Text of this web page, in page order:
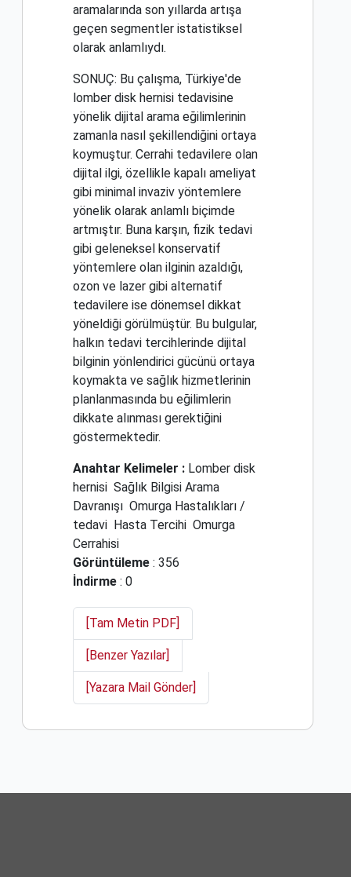
aramalarında son yıllarda artışa
geçen segmentler istatistiksel
olarak anlamlıydı.
SONUÇ: Bu çalışma, Türkiye'de
lomber disk hernisi tedavisine
yönelik dijital arama eğilimlerinin
zamanla nasıl şekillendiğini ortaya
koymuştur. Cerrahi tedavilere olan
dijital ilgi, özellikle kapalı ameliyat
gibi minimal invaziv yöntemlere
yönelik olarak anlamlı biçimde
artmıştır. Buna karşın, fizik tedavi
gibi geleneksel konservatif
yöntemlere olan ilginin azaldığı,
ozon ve lazer gibi alternatif
tedavilere ise dönemsel dikkat
yöneldiği görülmüştür. Bu bulgular,
halkın tedavi tercihlerinde dijital
bilginin yönlendirici gücünü ortaya
koymakta ve sağlık hizmetlerinin
planlanmasında bu eğilimlerin
dikkate alınması gerektiğini
göstermektedir.
Anahtar Kelimeler : Lomber disk
hernisi Sağlık Bilgisi Arama
Davranışı Omurga Hastalıkları /
tedavi Hasta Tercihi Omurga
Cerrahisi
Görüntüleme : 356
İndirme : 0
[Tam Metin PDF]
[Benzer Yazılar]
[Yazara Mail Gönder]